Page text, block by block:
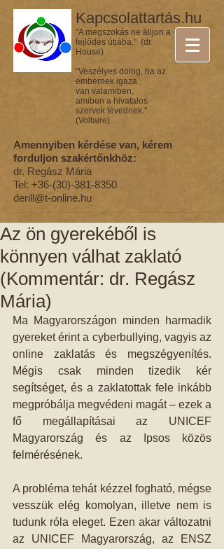
Kapcsolattartás.hu
"A megszokás ne álljon a
fejlődés útjába." (dr.
House)
"Veszélyes dolog, ha az
embernek igaza
van valamiben,
amiben a hivatalos
szervek tévednek."
(Voltaire)
Amennyiben kérdése van, kérem
forduljon szakértőnkhöz:
dr. Regász Mária
Tel: +36-(30)-381-8350
derill@t-online.hu
Az ön gyerekéből is
könnyen válhat zaklató
(Kommentár: dr. Regász
Mária)
Ma Magyarországon minden harmadik
gyereket érint a cyberbullying, vagyis az
online zaklatás és megszégyenítés.
Mégis csak minden tizedik kér
segítséget, és a zaklatottak fele inkább
megpróbálja megvédeni magát – ezek a
fő megállapításai az UNICEF
Magyarország és az Ipsos közös
felmérésének.
A probléma tehát kézzel fogható, mégse
vesszük elég komolyan, illetve nem is
tudunk róla eleget. Ezen akar változatni
az UNICEF Magyarország, az ENSZ